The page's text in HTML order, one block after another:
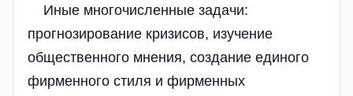
Иные многочисленные задачи:
прогнозирование кризисов, изучение
общественного мнения, создание единого
фирменного стиля и фирменных